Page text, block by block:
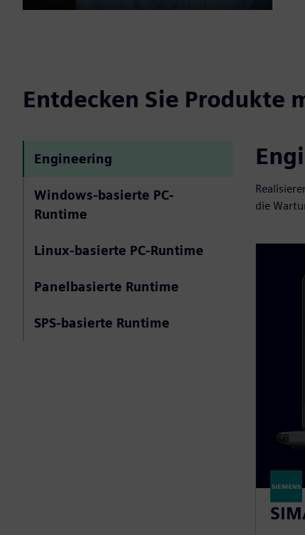
Play Mute Settings
PIP
Enter
Entdecken Sie Produkte
Engineering
Windows-basierte PC-
Runtime
Linux-basierte PC-Runtime
Panelbasierte Runtime
SPS-basierte Runtime
die